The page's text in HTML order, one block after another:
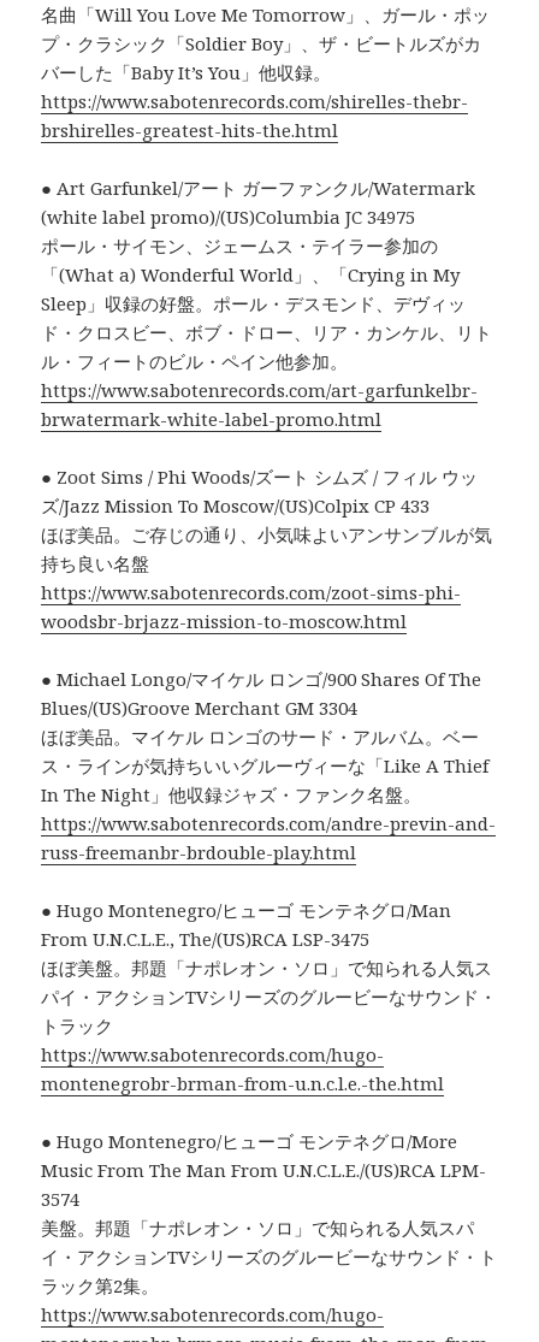
名曲「Will You Love Me Tomorrow」、ガール・ポッ
プ・クラシック「Soldier Boy」、ザ・ビートルズがカ
バーした「Baby It’s You」他収録。
https://www.sabotenrecords.com/shirelles-thebr-
brshirelles-greatest-hits-the.html
● Art Garfunkel/アート ガーファンクル/Watermark
(white label promo)/(US)Columbia JC 34975
ポール・サイモン、ジェームス・テイラー参加の
「(What a) Wonderful World」、「Crying in My
Sleep」収録の好盤。ポール・デスモンド、デヴィッ
ド・クロスビー、ボブ・ドロー、リア・カンケル、リト
ル・フィートのビル・ペイン他参加。
https://www.sabotenrecords.com/art-garfunkelbr-
brwatermark-white-label-promo.html
● Zoot Sims / Phi Woods/ズート シムズ / フィル ウッ
ズ/Jazz Mission To Moscow/(US)Colpix CP 433
ほぼ美品。ご存じの通り、小気味よいアンサンブルが気
持ち良い名盤
https://www.sabotenrecords.com/zoot-sims-phi-
woodsbr-brjazz-mission-to-moscow.html
● Michael Longo/マイケル ロンゴ/900 Shares Of The
Blues/(US)Groove Merchant GM 3304
ほぼ美品。マイケル ロンゴのサード・アルバム。ベー
ス・ラインが気持ちいいグルーヴィーな「Like A Thief
In The Night」他収録ジャズ・ファンク名盤。
https://www.sabotenrecords.com/andre-previn-and-
russ-freemanbr-brdouble-play.html
● Hugo Montenegro/ヒューゴ モンテネグロ/Man
From U.N.C.L.E., The/(US)RCA LSP-3475
ほぼ美盤。邦題「ナポレオン・ソロ」で知られる人気ス
パイ・アクションTVシリーズのグルービーなサウンド・
トラック
https://www.sabotenrecords.com/hugo-
montenegrobr-brman-from-u.n.c.l.e.-the.html
● Hugo Montenegro/ヒューゴ モンテネグロ/More
Music From The Man From U.N.C.L.E./(US)RCA LPM-
3574
美盤。邦題「ナポレオン・ソロ」で知られる人気スパ
イ・アクションTVシリーズのグルービーなサウンド・ト
ラック第2集。
https://www.sabotenrecords.com/hugo-